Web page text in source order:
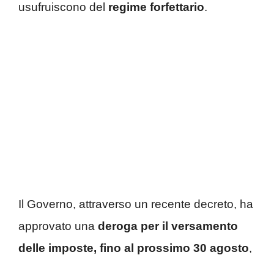
usufruiscono del regime forfettario.
Il Governo, attraverso un recente decreto, ha
approvato una deroga per il versamento
delle imposte, fino al prossimo 30 agosto,